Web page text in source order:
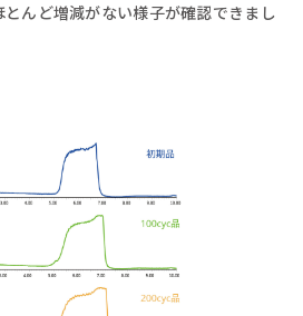
んど増減がない様子が確認できまし